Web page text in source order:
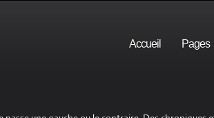
Accueil Pages